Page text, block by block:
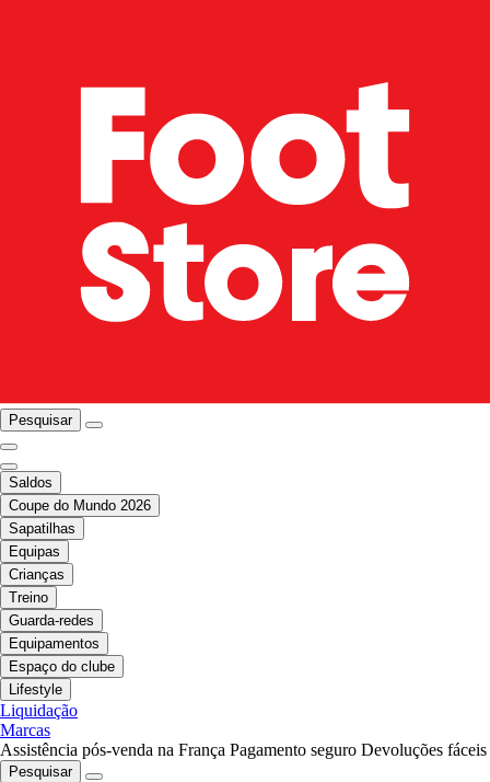
Pesquisar
Saldos
Coupe do Mundo 2026
Sapatilhas
Equipas
Crianças
Treino
Guarda-redes
Equipamentos
Espaço do clube
Lifestyle
Liquidação
Marcas
Assistência pós-venda na França Pagamento seguro Devoluções fáceis
Pesquisar